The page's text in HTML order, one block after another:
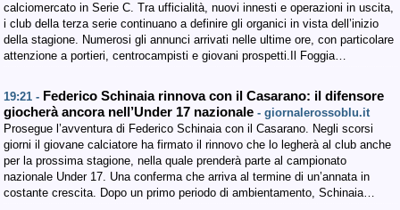
calciomercato in Serie C. Tra ufficialità, nuovi innesti e operazioni in uscita,
i club della terza serie continuano a definire gli organici in vista dell’inizio
della stagione. Numerosi gli annunci arrivati nelle ultime ore, con particolare
attenzione a portieri, centrocampisti e giovani prospetti.Il Foggia…
19:21 - Federico Schinaia rinnova con il Casarano: il difensore
giocherà ancora nell’Under 17 nazionale - giornalerossoblu.it
Prosegue l’avventura di Federico Schinaia con il Casarano. Negli scorsi
giorni il giovane calciatore ha firmato il rinnovo che lo legherà al club anche
per la prossima stagione, nella quale prenderà parte al campionato
nazionale Under 17. Una conferma che arriva al termine di un’annata in
costante crescita. Dopo un primo periodo di ambientamento, Schinaia…